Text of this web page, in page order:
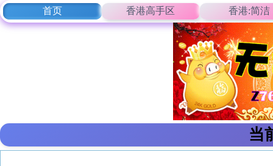
首页 香港高手区 香港:简洁
当